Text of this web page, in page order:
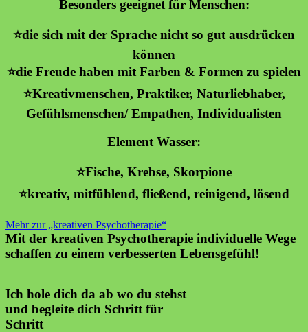
Besonders geeignet für Menschen:
⭐️die sich mit der Sprache nicht so gut ausdrücken
können
⭐️die Freude haben mit Farben & Formen zu spielen
⭐️Kreativmenschen, Praktiker, Naturliebhaber,
Gefühlsmenschen/ Empathen, Individualisten
Element Wasser:
⭐️Fische, Krebse, Skorpione
⭐️kreativ, mitfühlend, fließend, reinigend, lösend
Mehr zur „kreativen Psychotherapie“
Mit der kreativen Psychotherapie individuelle Wege
schaffen zu einem verbesserten Lebensgefühl!
Ich hole dich da ab wo du stehst
und begleite dich Schritt für
Schritt